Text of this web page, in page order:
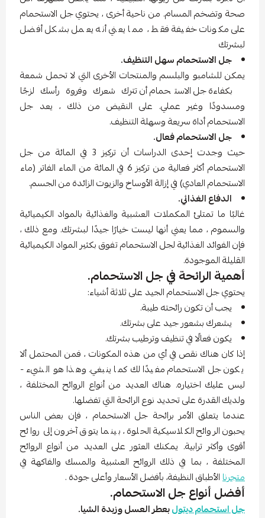
صحة وتضخم المسام. من ناحية أخرى ، يحتوي جل الاستحمام
على مكونات خفيفة فقط ، مما يعني أنه يعمل بشكل أفضل
لبشرتك
جل الاستحمام سهل التنظيف.
يمكن للشامبو والبلسم والمنتجات الأخرى التي لا تحمل شمعة
بكفاءة جل الاستحمام أن تترك شعرك وفروة رأسك لزجًا
ومسدودًا وغير عملي. على النقيض من ذلك ، يعد جل
الاستحمام أداة سريعة وسهلة التنظيف.
جل الاستحمام فعال.
حيث وجدت إحدى الدراسات أن تركيز 3 في المائة من جل
الاستحمام أكثر فعالية من تركيز 6 في المائة من الماء الفاتر (ماء
الاستحمام العادي) في إزالة الأوساخ والزيوت الزائدة من الجسم.
الدفاع الغذائي.
غالبًا ما تمتلئ المكملات العشبية والغذائية بالمواد الكيميائية
والسموم ، مما يعني أنها ليست خيارًا جيدًا لبشرتك. ومع ذلك ،
فإن الفوائد الغذائية لجل الاستحمام تفوق بكثير المواد الكيميائية
القليلة الموجودة.
أهمية الرائحة في جل الاستحمام.
يحتوي جل الاستحمام الجيد على ثلاثة أشياء:
يجب أن تكون رائحته طيبة.
يشعرك بشعور جيد على بشرتك.
يكون فعالًا في تنظيف وترطيب بشرتك.
إذا كان هناك نقص في أي من هذه المكونات ، فمن المحتمل ألا
يكون جل الاستحمام مفيدًا لك كما ينبغي. وهذا هو الشيء -
ليس عليك اختياره. هناك العديد من أنواع الروائح المختلفة ،
ولديك القدرة على تحديد نوع الرائحة التي تفضلها.
عندما يتعلق الأمر برائحة جل الاستحمام ، فإن بعض الناس
يحبون الروائح الكلاسيكية الحلوة ، بينما يتوق آخرون إلى روائح
أقوى وأكثر ترابية. يمكنك العثور على العديد من أنواع الروائح
المختلفة ، بما في ذلك الروائح العشبية والمسك والفاكهة في
متجرناالأطباق النظيفة، بأفضل الأسعار وأعلى جودة .
أفضل أنواع جل الاستحمام.
جل استحمام ديتولبعطر العسل وزبدة الشيا.